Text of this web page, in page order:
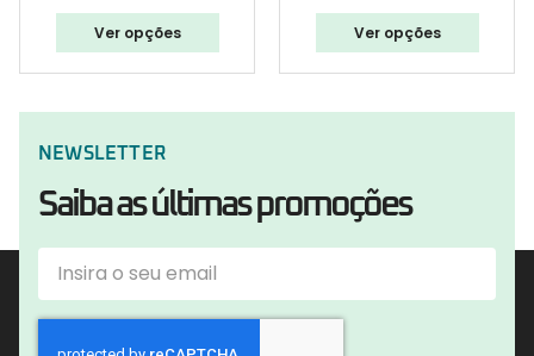
Ver opções Ver opções
NEWSLETTER
Saiba as últimas promoções